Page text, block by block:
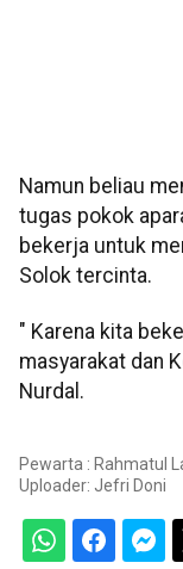
Namun beliau
tugas pokok
bekerja untuk
Solok tercinta.
" Karena kita
masyarakat dan
Nurdal.
Pewarta : Rahmatul
Uploader: Jefri Doni